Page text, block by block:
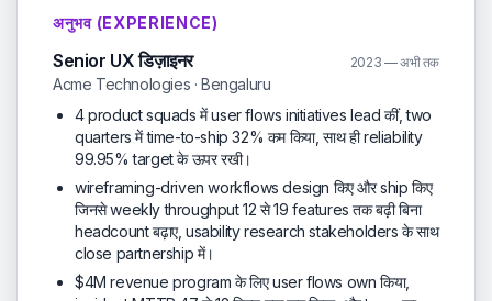
अनुभव (EXPERIENCE)
Senior UX डिज़ाइनर 2023 — अभी तक
Acme Technologies · Bengaluru
4 product squads में user flows initiatives lead कीं, two
quarters में time-to-ship 32% कम किया, साथ ही reliability
99.95% target के ऊपर रखी।
wireframing-driven workflows design किए और ship किए
जिनसे weekly throughput 12 से 19 features तक बढ़ी बिना
headcount बढ़ाए, usability research stakeholders के साथ
close partnership में।
$4M revenue program के लिए user flows own किया,